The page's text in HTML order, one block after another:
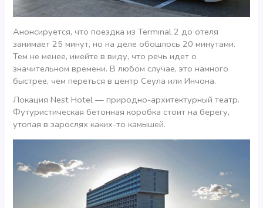
Анонсируется, что поездка из Terminal 2 до отеля
занимает 25 минут, но на деле обошлось 20 минутами.
Тем не менее, имейте в виду, что речь идет о
значительном времени. В любом случае, это намного
быстрее, чем переться в центр Сеула или Инчона.
Локация Nest Hotel — природно-архитектурный театр.
Футуристическая бетонная коробка стоит на берегу,
утопая в зарослях каких-то камышей.